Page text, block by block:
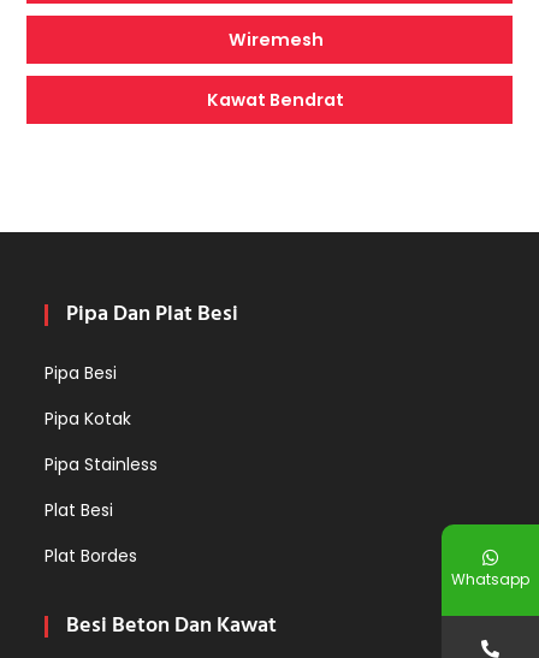
Wiremesh
Kawat Bendrat
Pipa Dan Plat Besi
Pipa Besi
Pipa Kotak
Pipa Stainless
Plat Besi
Plat Bordes
Besi Beton Dan Kawat
Whatsapp